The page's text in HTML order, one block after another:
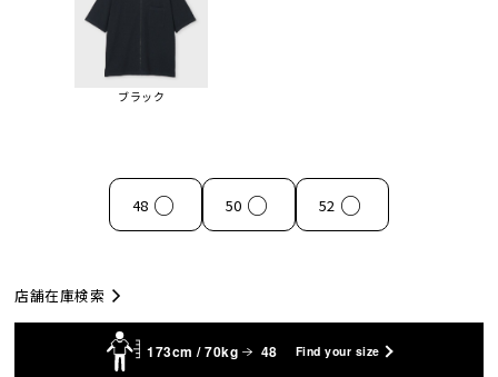
ブラック
48 ○ 50 ○ 52 ○
店舗在庫検索
173cm / 70kg 48 Find your size